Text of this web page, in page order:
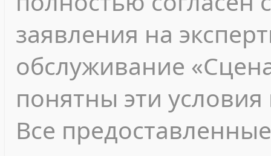
заявления на
обслуживание
понятны эти
Все